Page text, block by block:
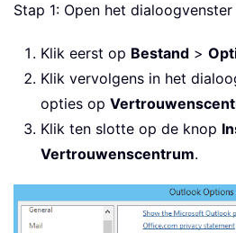
Stap 1: Open het
Klik eerst op Bestand >
Klik vervolgens in het
opties op
Klik ten slotte op de knop
Vertrouwenscentrum.